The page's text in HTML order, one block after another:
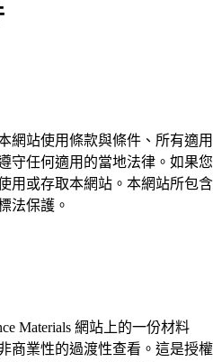
網站使用條款與條件、所有適用
守任何適用的當地法律。如果您
用或存取本網站。本網站所包含
法保護。
Materials 網站上的一份材料
商業性的過渡性查看。這是授權